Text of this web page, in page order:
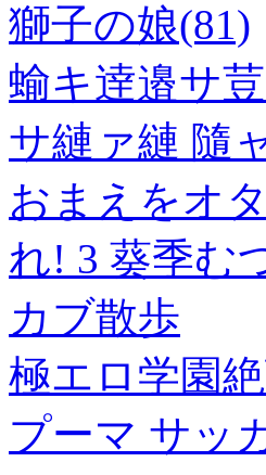
獅子の娘(81)
蝓キ逹邉サ
サ縺ァ縺 隨
おまえをオ
れ! 3 葵季む
カブ散歩
極エロ学園
プーマ サッ